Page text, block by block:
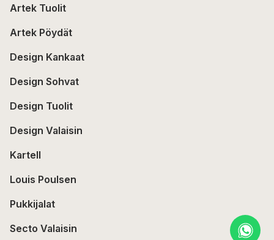
Artek Tuolit
Artek Pöydät
Design Kankaat
Design Sohvat
Design Tuolit
Design Valaisin
Kartell
Louis Poulsen
Pukkijalat
Secto Valaisin